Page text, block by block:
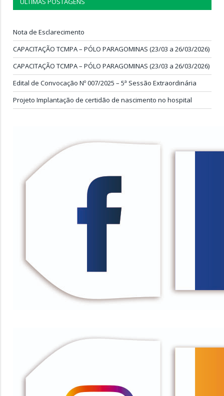
Nota de Esclarecimento
CAPACITAÇÃO TCMPA – PÓLO PARAGOMINAS (23/03 a 26/03/2026)
CAPACITAÇÃO TCMPA – PÓLO PARAGOMINAS (23/03 a 26/03/2026)
Edital de Convocação Nº 007/2025 – 5ª Sessão Extraordinária
Projeto Implantação de certidão de nascimento no hospital